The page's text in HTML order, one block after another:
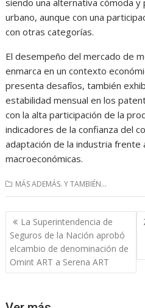
siendo una alternativa cómoda
urbano, aunque con una
con otras categorías.
El desempeño del mercado de
enmarca en un contexto
presenta desafíos, también
estabilidad mensual en los
con la alta participación de la
indicadores de la confianza del
adaptación de la industria frente
macroeconómicas.
MÁS ADEMÁS. Y TAMBIÉN...
Navegación
de
entradas
La Superintendencia de
Seguros de la Nación aprobó
elcambio de denominación de
Omint ART a Serena ART